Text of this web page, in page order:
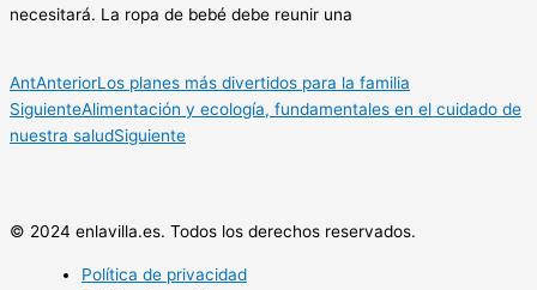
necesitará. La ropa de bebé debe reunir una
AntAnteriorLos planes más divertidos para la familia
SiguienteAlimentación y ecología, fundamentales en el cuidado de
nuestra saludSiguiente
© 2024 enlavilla.es. Todos los derechos reservados.
Política de privacidad